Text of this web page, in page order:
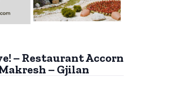
– Restaurant Accorn
– Gjilan